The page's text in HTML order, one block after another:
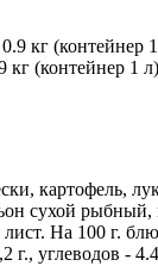
кг (контейнер 1 л)
картофель,
сухой рыбный,
На 100 г.
г., углеводов -